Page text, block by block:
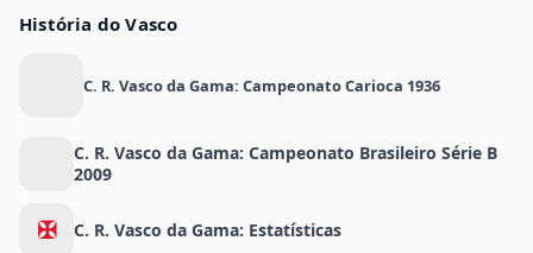
História do Vasco
C. R. Vasco da Gama: Campeonato Carioca 1936
C. R. Vasco da Gama: Campeonato Brasileiro Série B
2009
✠ C. R. Vasco da Gama: Estatísticas